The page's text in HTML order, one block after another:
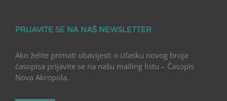
PRIJAVITE SE NA NAŠ NEWSLETTER
Ako želite primati obavijesti o izlasku novog broja
časopisa prijavite se na našu mailing listu – Časopis
Nova Akropola.